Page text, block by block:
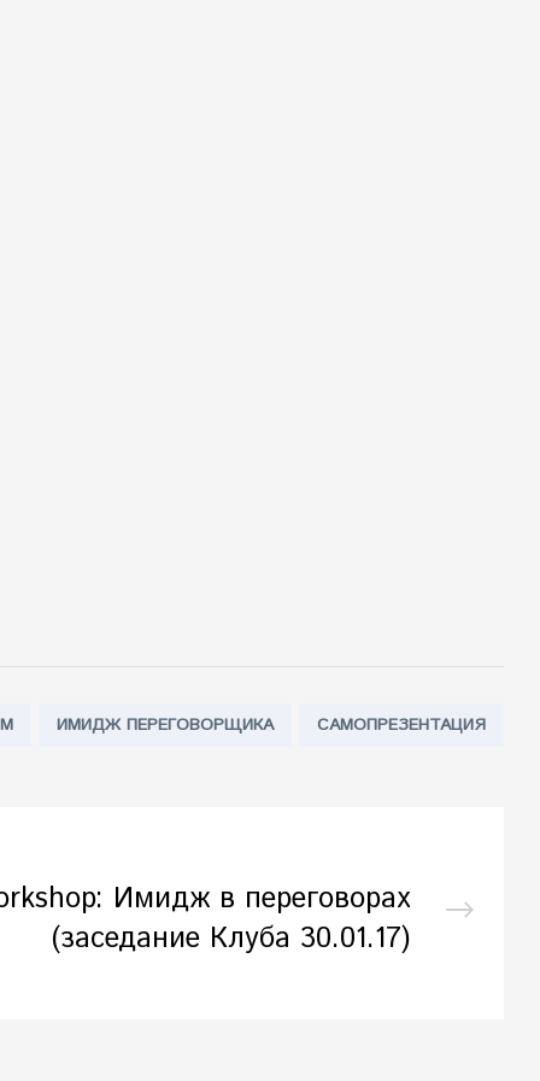
ИМИДЖ ПЕРЕГОВОРЩИКА САМОПРЕЗЕНТАЦИЯ
Имидж в переговорах
(заседание Клуба 30.01.17)